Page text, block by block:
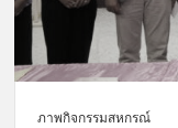
ภาพกิจกรรมสหกรณ์